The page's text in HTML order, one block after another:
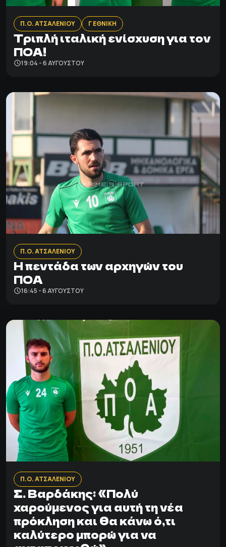
Π.Ο. ΑΤΣΑΛΕΝΙΟΥ Γ ΕΘΝΙΚΗ
Τριπλή ιταλική ενίσχυση για τον
ΠΟΑ!
19:04 - 6 ΑΥΓΟΎΣΤΟΥ
Π.Ο. ΑΤΣΑΛΕΝΙΟΥ
Η πεντάδα των αρχηγών του
ΠΟΑ
16:45 - 6 ΑΥΓΟΎΣΤΟΥ
Π.Ο. ΑΤΣΑΛΕΝΙΟΥ
Σ. Βαρδάκης: «Πολύ
χαρούμενος για αυτή τη νέα
πρόκληση και θα κάνω ό,τι
καλύτερο μπορώ για να